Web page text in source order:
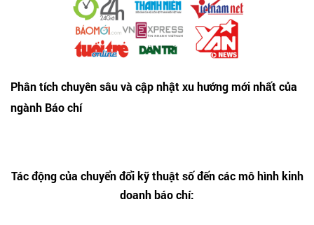
Phân tích chuyên sâu và cập nhật xu hướng mới nhất của
ngành Báo chí
Tác động của chuyển đổi kỹ thuật số đến các mô hình kinh
doanh báo chí: